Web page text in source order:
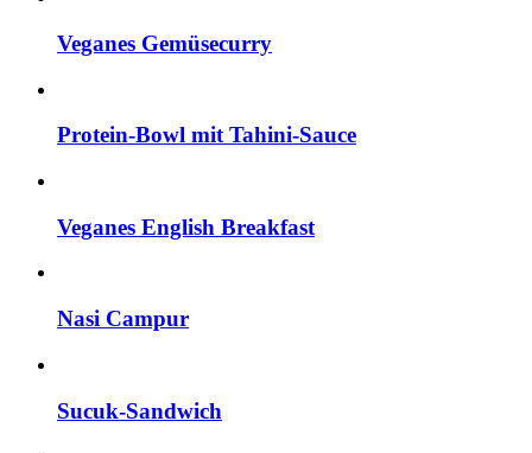
Veganes Gemüsecurry
Protein-Bowl mit Tahini-Sauce
Veganes English Breakfast
Nasi Campur
Sucuk-Sandwich